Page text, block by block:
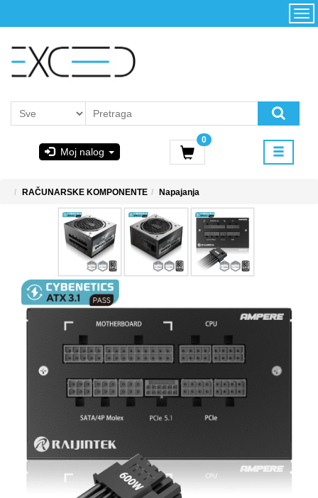
Moj nalog
0
Početna
korišćenja i
PoweredByAsus
MICROSOFT
RAČUNARSKE KOMPONENTE Napajanja